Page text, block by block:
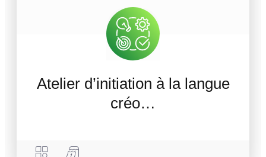
Atelier d’initiation à la langue
créo…